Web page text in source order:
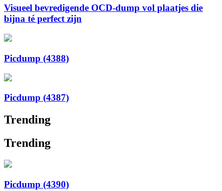
Visueel bevredigende OCD-dump vol plaatjes die
bijna té perfect zijn
Picdump (4388)
Picdump (4387)
Trending
Trending
Picdump (4390)